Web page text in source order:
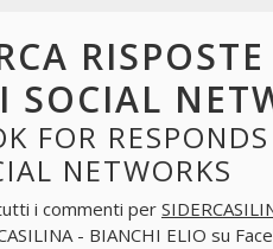
SOCIAL
FOR
NETWORKS
i commenti per
- BIANCHI ELIO su